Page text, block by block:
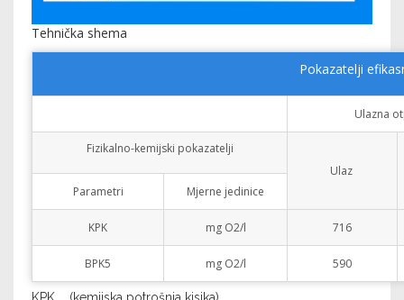
Tehnička shema
Pokazatelji
Ulazna
Fizikalno-kemijski pokazatelji
Ulaz
Parametri
Mjerne jedinice
KPK mg O2/l 716
BPK5 mg O2/l 590